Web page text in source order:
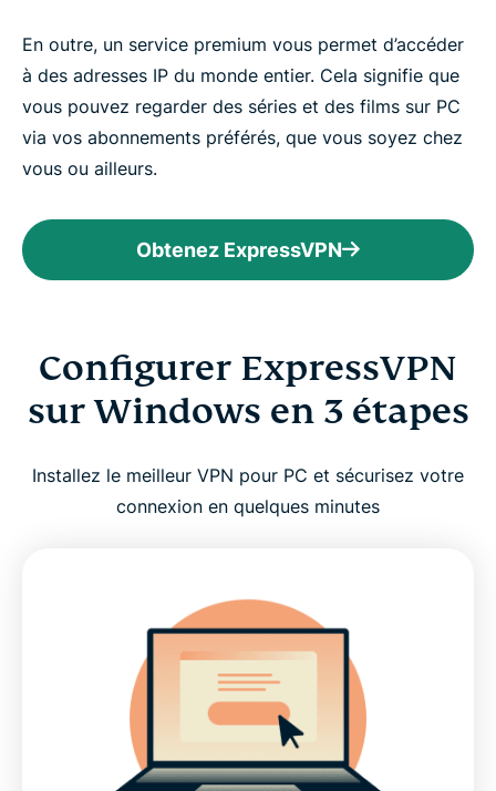
En outre, un service premium vous permet d’accéder
à des adresses IP du monde entier. Cela signifie que
vous pouvez regarder des séries et des films sur PC
via vos abonnements préférés, que vous soyez chez
vous ou ailleurs.
Obtenez ExpressVPN
Configurer ExpressVPN
sur Windows en 3 étapes
Installez le meilleur VPN pour PC et sécurisez votre
connexion en quelques minutes